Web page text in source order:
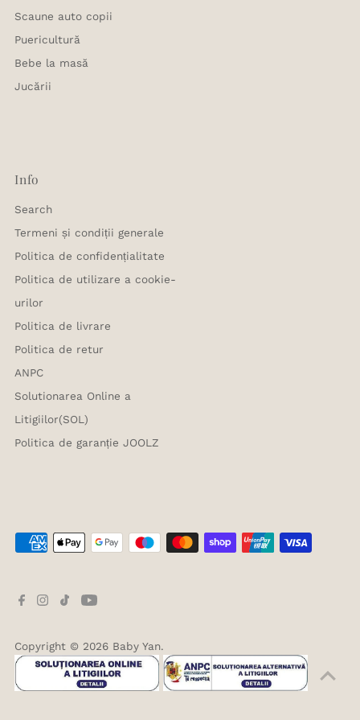
Scaune auto copii
Puericultură
Bebe la masă
Jucării
Info
Search
Termeni și condiții generale
Politica de confidențialitate
Politica de utilizare a cookie-
urilor
Politica de livrare
Politica de retur
ANPC
Solutionarea Online a
Litigiilor(SOL)
Politica de garanție JOOLZ
Copyright © 2026 Baby Yan.